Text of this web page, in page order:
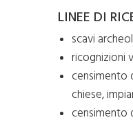
LINEE DI
scavi
ricognizioni
censimento
chiese,
censimento